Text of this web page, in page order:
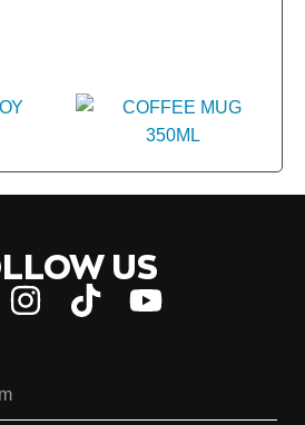
US